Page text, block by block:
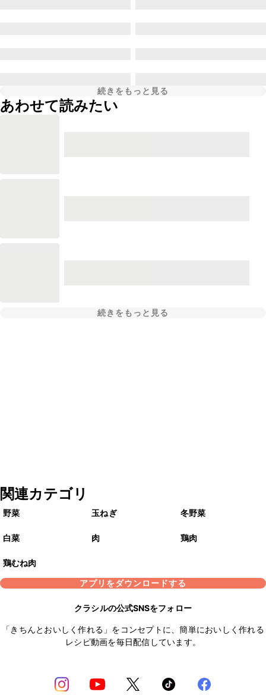
続きをもっと見る
あわせて読みたい
続きをもっと見る
関連カテゴリ
野菜 玉ねぎ 冬野菜
白菜 肉 鶏肉
鶏むね肉
アプリをダウンロードする
クラシルの公式SNSをフォロー
「きちんとおいしく作れる」をコンセプトに、簡単においしく作れる
レシピ動画を毎日配信しています。